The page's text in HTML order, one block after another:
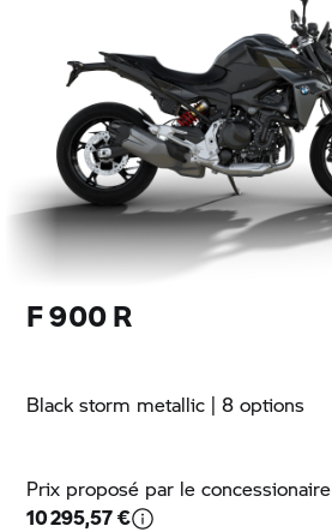
F 900 R
Black storm metallic | 8 options
Prix proposé par le concessionaire
10 295,57 €